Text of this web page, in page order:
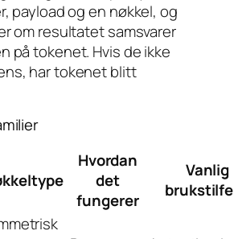
payload og en nøkkel, og
om resultatet samsvarer
på tokenet. Hvis de ikke
har tokenet blitt
Hvordan
det
fungerer
Vanlig